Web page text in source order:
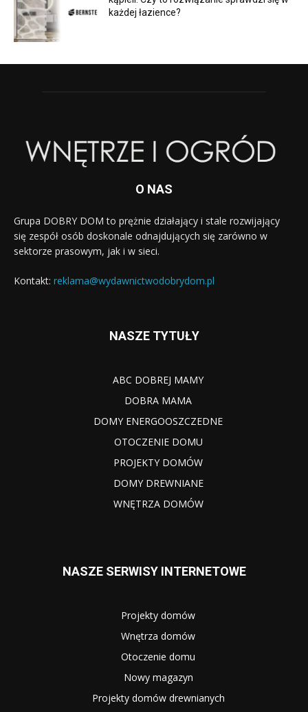
każdej łazience?
O NAS
Grupa DOBRY DOM to prężnie działający i stale rozwijający
się zespół osób doskonale odnajdujących się zarówno w
sektorze prasowym, jak i w sieci.
Kontakt: reklama@wydawnictwodobrydom.pl
NASZE TYTUŁY
ABC DOBREJ MAMY
DOBRA MAMA
DOMY ENERGOOSZCZEDNE
OTOCZENIE DOMU
PROJEKTY DOMÓW
DOMY DREWNIANE
WNĘTRZA DOMÓW
NASZE SERWISY INTERNETOWE
Projekty domów
Wnętrza domów
Otoczenie domu
Nowy magazyn
Projekty domów drewnianych